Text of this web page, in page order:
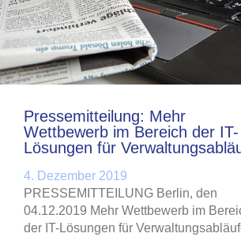
Pressemitteilung: Mehr
Wettbewerb im Bereich der IT-
Lösungen für
4. Dezember 2019
PRESSEMITTEILUNG Berlin, den
04.12.2019 Mehr Wettbewerb im
der IT-Lösungen für